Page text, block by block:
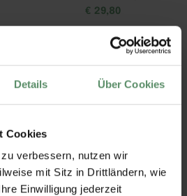
Details Über Cookies
Cookies
verbessern, nutzen wir
mit Sitz in Drittländern, wie
Einwilligung jederzeit
€ 29,80
Zink-Quartett Kapseln
19,80